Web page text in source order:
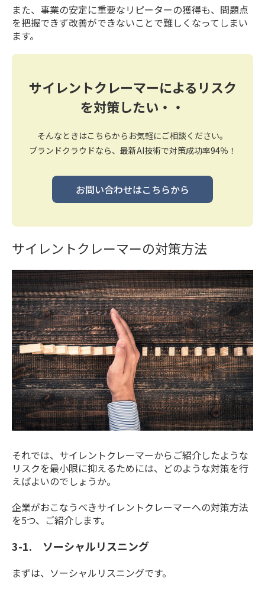
また、事業の安定に重要なリピーターの獲得も、問題点
を把握できず改善ができないことで難しくなってしまい
ます。
サイレントクレーマーによるリスク
を対策したい・・
そんなときはこちらからお気軽にご相談ください。
ブランドクラウドなら、最新AI技術で対策成功率94％！
お問い合わせはこちらから
サイレントクレーマーの対策方法
それでは、サイレントクレーマーからご紹介したような
リスクを最小限に抑えるためには、どのような対策を行
えばよいのでしょうか。
企業がおこなうべきサイレントクレーマーへの対策方法
を5つ、ご紹介します。
3-1. ソーシャルリスニング
まずは、ソーシャルリスニングです。